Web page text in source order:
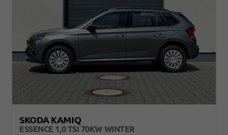
SKODA KAMIQ
ESSENCE 1,0 TSI 70KW WINTER